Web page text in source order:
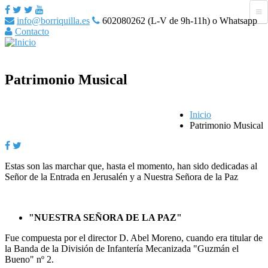
info@borriquilla.es
602080262 (L-V de 9h-11h) o Whatsapp
Contacto
Patrimonio Musical
Inicio
Patrimonio Musical
Estas son las marchar que, hasta el momento, han sido dedicadas al
Señor de la Entrada en Jerusalén y a Nuestra Señora de la Paz
"NUESTRA SEÑORA DE LA PAZ"
Fue compuesta por el director D. Abel Moreno, cuando era titular de
la Banda de la División de Infantería Mecanizada "Guzmán el
Bueno" nº 2.